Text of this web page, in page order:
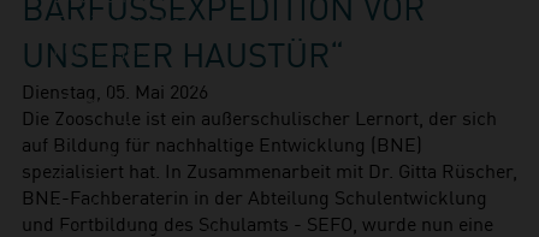
Familienwochenende
Führungen
Kindergeburtstage
Workshops
Unsere Tiere
Säugetiere
Eisbär
Faultier
NSERER HAUSTÜR“
Dienstag, 05. Mai 2026
Die Zooschule ist ein außerschulischer Lernort, der sich
auf Bildung für nachhaltige Entwicklung (BNE)
spezialisiert hat. In Zusammenarbeit mit Dr. Gitta Rüscher,
BNE-Fachberaterin in der Abteilung Schulentwicklung
und Fortbildung des Schulamts - SEFO, wurde nun eine